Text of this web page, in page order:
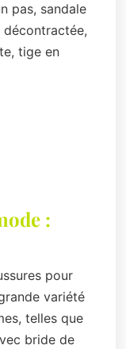
pas, sandale
tige en
:
pour
variété
telles que
bride de